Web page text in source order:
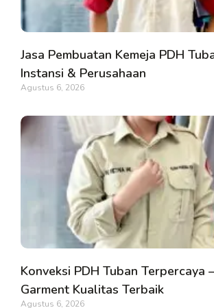
Jasa Pembuatan Kemeja PDH
Instansi & Perusahaan
Agustus 6, 2026
Konveksi PDH Tuban Terpercaya
Garment Kualitas Terbaik
Agustus 6, 2026